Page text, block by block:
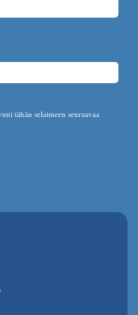
tähän selaimeen seuraavaa